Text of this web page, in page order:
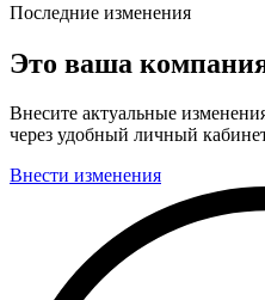
Последние изменения
Это ваша
Внесите актуальные
через удобный личный
Внести изменения